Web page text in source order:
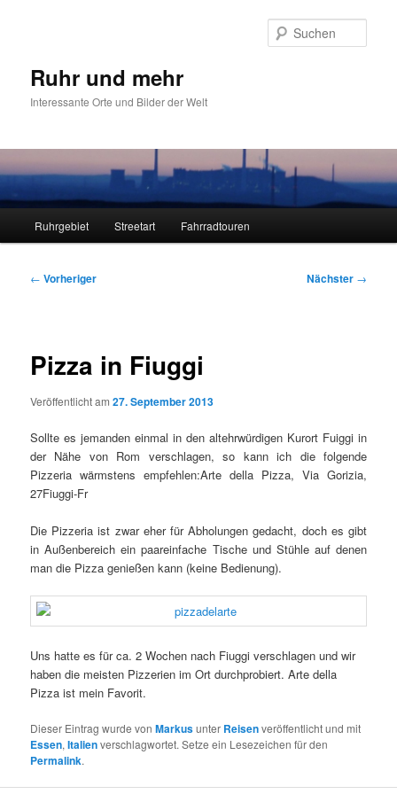
Ruhr und mehr
Interessante Orte und Bilder der Welt
Ruhrgebiet Streetart Fahrradtouren
Beitragsnavigation
← Vorheriger Nächster →
Pizza in Fiuggi
Veröffentlicht am27. September 2013
Sollte es jemanden einmal in den altehrwürdigen Kurort Fuiggi in
der Nähe von Rom verschlagen, so kann ich die folgende
Pizzeria wärmstens empfehlen:Arte della Pizza, Via Gorizia,
27Fiuggi-Fr
Die Pizzeria ist zwar eher für Abholungen gedacht, doch es gibt
in Außenbereich ein paareinfache Tische und Stühle auf denen
man die Pizza genießen kann (keine Bedienung).
Uns hatte es für ca. 2 Wochen nach Fiuggi verschlagen und wir
haben die meisten Pizzerien im Ort durchprobiert. Arte della
Pizza ist mein Favorit.
Dieser Eintrag wurde vonMarkusunter Reisenveröffentlicht und mit
Essen,Italienverschlagwortet. Setze ein Lesezeichen für den
Permalink.